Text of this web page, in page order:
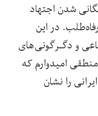
شدن اجتهاد
در این
و دگـرگونی‌های‌
امیدوارم‌ که‌
را نشان